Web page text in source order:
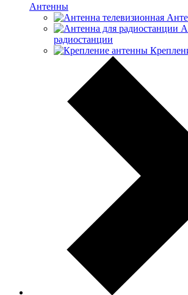
Антенны
радиостанции